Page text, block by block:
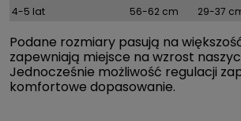
4-5 lat 56-62 cm 29-37
Podane rozmiary pasują na
zapewniają miejsce na wzrost
Jednocześnie możliwość regulacji
komfortowe dopasowanie.